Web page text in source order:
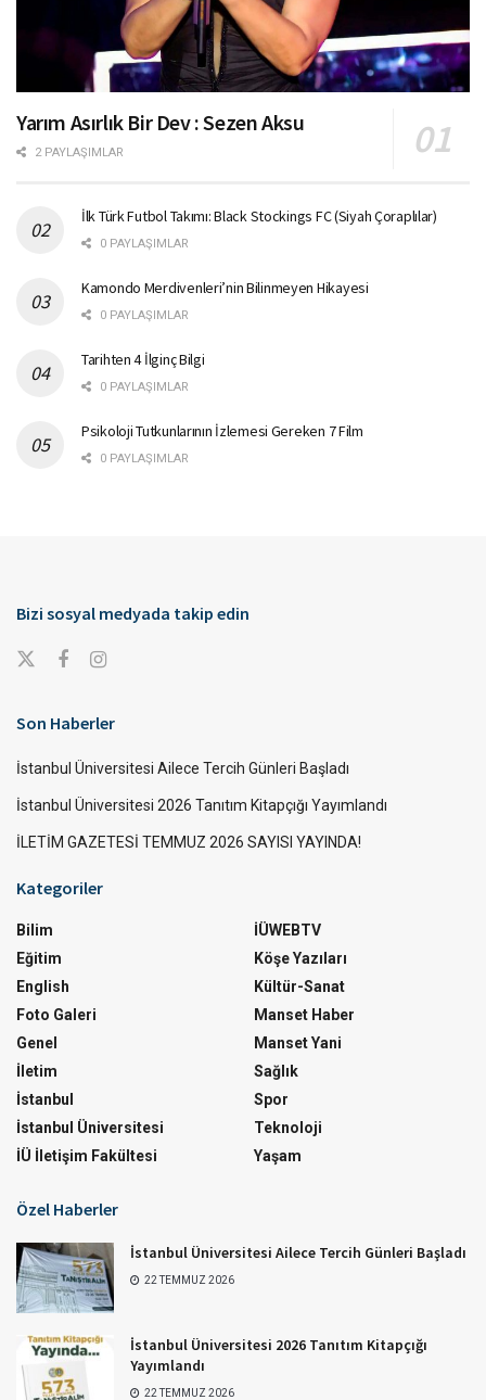
Yarım Asırlık Bir Dev : Sezen Aksu
2 PAYLAŞIMLAR
İlk Türk Futbol Takımı: Black Stockings FC (Siyah Çoraplılar)
0 PAYLAŞIMLAR
Kamondo Merdivenleri’nin Bilinmeyen Hikayesi
0 PAYLAŞIMLAR
Tarihten 4 İlginç Bilgi
0 PAYLAŞIMLAR
Psikoloji Tutkunlarının İzlemesi Gereken 7 Film
0 PAYLAŞIMLAR
Bizi sosyal medyada takip edin
Son Haberler
İstanbul Üniversitesi Ailece Tercih Günleri Başladı
İstanbul Üniversitesi 2026 Tanıtım Kitapçığı Yayımlandı
İLETİM GAZETESİ TEMMUZ 2026 SAYISI YAYINDA!
Kategoriler
Bilim
Eğitim
English
Foto Galeri
Genel
İletim
İstanbul
İstanbul Üniversitesi
İÜ İletişim Fakültesi
İÜWEBTV
Köşe Yazıları
Kültür-Sanat
Manset Haber
Manset Yani
Sağlık
Spor
Teknoloji
Yaşam
Özel Haberler
İstanbul Üniversitesi Ailece Tercih Günleri Başladı
22 TEMMUZ 2026
İstanbul Üniversitesi 2026 Tanıtım Kitapçığı
Yayımlandı
22 TEMMUZ 2026